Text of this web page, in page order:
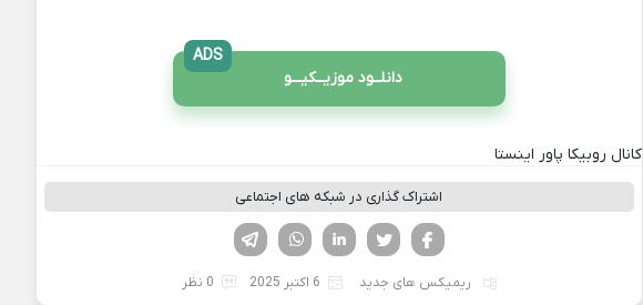
دانلــود موزیــکیـــو
ADS
کانال روبیکا پاور اینستا
اشتراک گذاری در شبکه های اجتماعی
لینکدین تویتر
فیسوک
ریمیکس های جدید 6 اکتبر 2025 0 نظر